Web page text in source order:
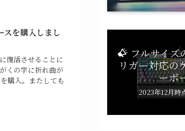
を購入しまし
復活させることに
くの字に折れ曲が
購入。またしても
フルサイズ
リガー対応の
ーボ
2023年12月時